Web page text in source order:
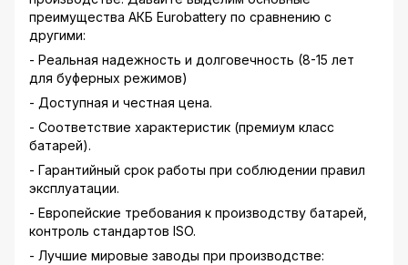
преимущества АКБ Eurobattery по сравнению с
другими:
- Реальная надежность и долговечность (8-15 лет
для буферных режимов)
- Доступная и честная цена.
- Соответствие характеристик (премиум класс
батарей).
- Гарантийный срок работы при соблюдении правил
эксплуатации.
- Европейские требования к производству батарей,
контроль стандартов ISO.
- Лучшие мировые заводы при производстве: